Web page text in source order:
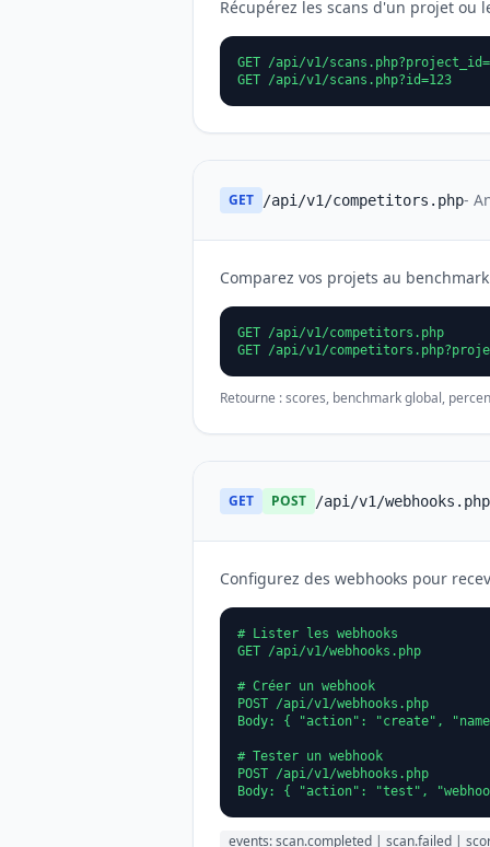
Récupérez les scans d'un projet ou
GET /api/v1/
GET /api/v1/scans.php?id=123
GET /api/v1/competitors.php-
Comparez vos projets au
GET /api/v1/competitors.php
GET /api/v1/
Retourne : scores, benchmark global,
GET POST /api/v1/webhooks.php
Configurez des webhooks pour
# Lister les webhooks
GET /api/v1/webhooks.php
# Créer un webhook
POST /api/v1/webhooks.php
Body: { "action": "create",
# Tester un webhook
POST /api/v1/webhooks.php
Body: { "action": "test",
events: scan.completed | scan.failed |